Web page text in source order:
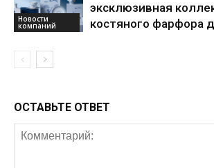
Новости
компаний
эксклюзивная
костяного фарфора
ОСТАВЬТЕ ОТВЕТ